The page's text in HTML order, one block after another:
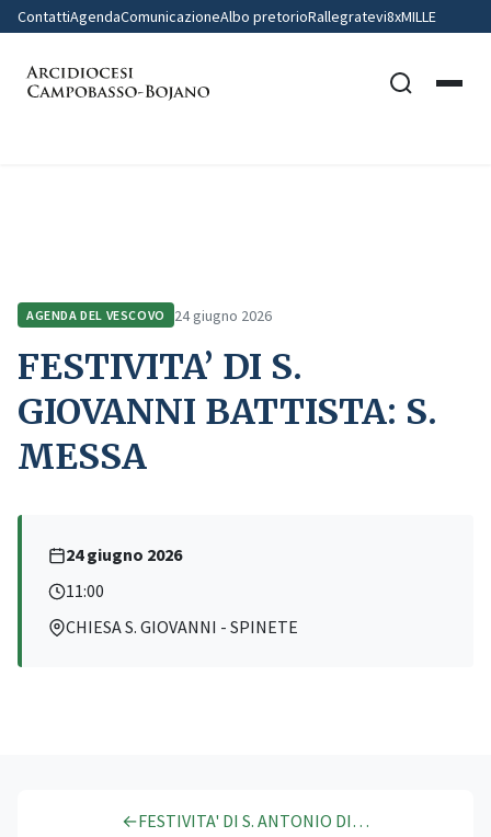
ContattiAgendaComunicazioneAlbo pretorioRallegratevi8xMILLE
AGENDA DEL VESCOVO 24 giugno 2026
FESTIVITA’ DI S.
GIOVANNI BATTISTA: S.
MESSA
24 giugno 2026
11:00
CHIESA S. GIOVANNI - SPINETE
←FESTIVITA' DI S. ANTONIO DI…